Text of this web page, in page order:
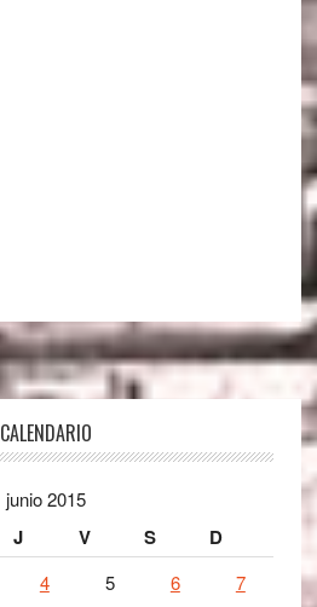
CALENDARIO
junio 2015
J V S D
4 5 6 7